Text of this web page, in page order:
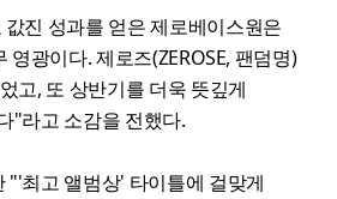
진 성과를 얻은 제로베이스원은
영광이다. 제로즈(ZEROSE, 팬덤명)
고, 또 상반기를 더욱 뜻깊게
"라고 소감을 전했다.
"'최고 앨범상' 타이틀에 걸맞게